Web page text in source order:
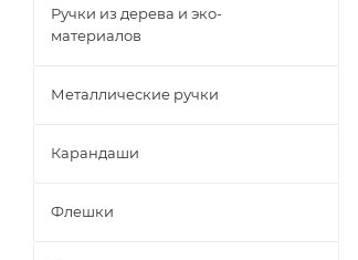
Ручки из дерева и эко-
материалов
Металлические ручки
Карандаши
Флешки